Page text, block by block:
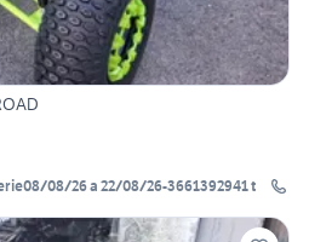
08/26 a 22/08/26-3661392941 t